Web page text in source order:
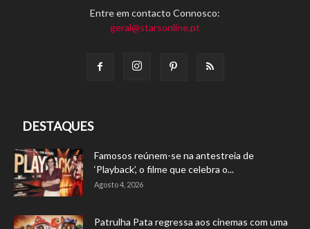
Entre em contacto Connosco:
geral@starsonline.pt
DESTAQUES
Famosos reúnem-se na antestreia de
‘Playback’, o filme que celebra o...
Agosto 4, 2026
Patrulha Pata regressa aos cinemas com uma